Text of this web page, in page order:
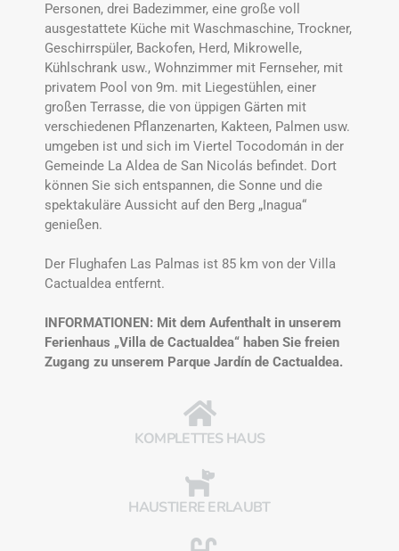
Personen, drei Badezimmer, eine große voll
ausgestattete Küche mit Waschmaschine, Trockner,
Geschirrspüler, Backofen, Herd, Mikrowelle,
Kühlschrank usw., Wohnzimmer mit Fernseher, mit
privatem Pool von 9m. mit Liegestühlen, einer
großen Terrasse, die von üppigen Gärten mit
verschiedenen Pflanzenarten, Kakteen, Palmen usw.
umgeben ist und sich im Viertel Tocodomán in der
Gemeinde La Aldea de San Nicolás befindet. Dort
können Sie sich entspannen, die Sonne und die
spektakuläre Aussicht auf den Berg „Inagua“
genießen.
Der Flughafen Las Palmas ist 85 km von der Villa
Cactualdea entfernt.
INFORMATIONEN: Mit dem Aufenthalt in unserem
Ferienhaus „Villa de Cactualdea“ haben Sie freien
Zugang zu unserem Parque Jardín de Cactualdea.
KOMPLETTES HAUS
HAUSTIERE ERLAUBT